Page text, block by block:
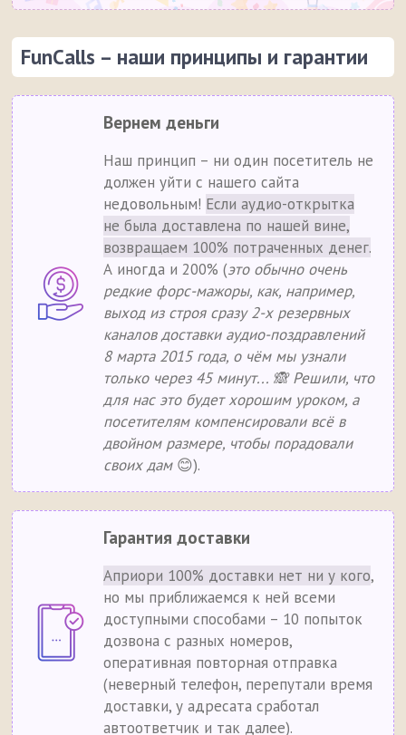
FunCalls – наши принципы и гарантии
Вернем деньги
Наш принцип – ни один посетитель не
должен уйти с нашего сайта
недовольным! Если аудио-открытка
не была доставлена по нашей вине,
возвращаем 100% потраченных денег.
А иногда и 200% (это обычно очень
редкие форс-мажоры, как, например,
выход из строя сразу 2-х резервных
каналов доставки аудио-поздравлений
8 марта 2015 года, о чём мы узнали
только через 45 минут... 🙈 Решили, что
для нас это будет хорошим уроком, а
посетителям компенсировали всё в
двойном размере, чтобы порадовали
своих дам😊).
Гарантия доставки
Априори 100% доставки нет ни у кого,
но мы приближаемся к ней всеми
доступными способами – 10 попыток
дозвона с разных номеров,
оперативная повторная отправка
(неверный телефон, перепутали время
доставки, у адресата сработал
автоответчик и так далее).